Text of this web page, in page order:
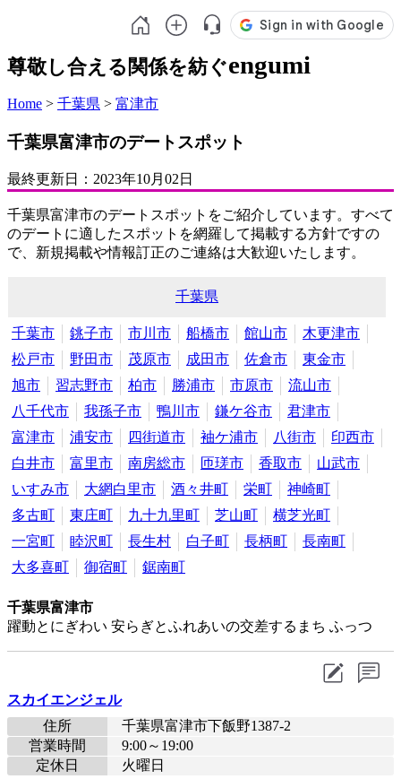
尊敬し合える関係を紡ぐengumi
Home > 千葉県 > 富津市
千葉県富津市のデートスポット
最終更新日： 2023年10月02日
千葉県富津市のデートスポットをご紹介しています。すべて
のデートに適したスポットを網羅して掲載する方針ですの
で、新規掲載や情報訂正のご連絡は大歓迎いたします。
千葉県
千葉市 銚子市 市川市 船橋市 館山市
木更津市
松戸市
野田市 茂原市 成田市 佐倉市
東金市
旭市
習志野市 柏市 勝浦市 市原市
流山市
八千代市
我孫子市 鴨川市 鎌ケ谷市
君津市
富津市
浦安市 四街道市 袖ケ浦市 八街市
印西市
白井市
富里市 南房総市 匝瑳市 香取市
山武市
いすみ市
大網白里市 酒々井町 栄町
神崎町
多古町
東庄町 九十九里町 芝山町
横芝光町
一宮町
睦沢町 長生村 白子町 長柄町
長南町
大多喜町
御宿町 鋸南町
千葉県富津市
躍動とにぎわい 安らぎとふれあいの交差するまち ふっつ
スカイエンジェル
住所
千葉県富津市下飯野1387-2
営業時間
9:00～19:00
定休日
火曜日